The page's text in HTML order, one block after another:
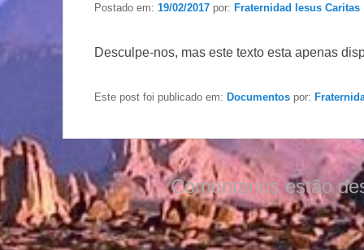
Postado em: 19/02/2017 por: Fraternidad Iesus Caritas
Desculpe-nos, mas este texto esta apenas
Este post foi publicado em: Documentos por:
Comentários estão